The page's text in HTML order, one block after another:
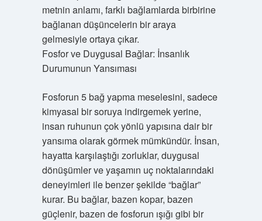
metnin anlamı, farklı bağlamlarda birbirine
bağlanan düşüncelerin bir araya
gelmesiyle ortaya çıkar.
Fosfor ve Duygusal Bağlar: İnsanlık
Durumunun Yansıması
Fosforun 5 bağ yapma meselesini, sadece
kimyasal bir soruya indirgemek yerine,
insan ruhunun çok yönlü yapısına dair bir
yansıma olarak görmek mümkündür. İnsan,
hayatta karşılaştığı zorluklar, duygusal
dönüşümler ve yaşamın uç noktalarındaki
deneyimleri ile benzer şekilde “bağlar”
kurar. Bu bağlar, bazen kopar, bazen
güçlenir, bazen de fosforun ışığı gibi bir